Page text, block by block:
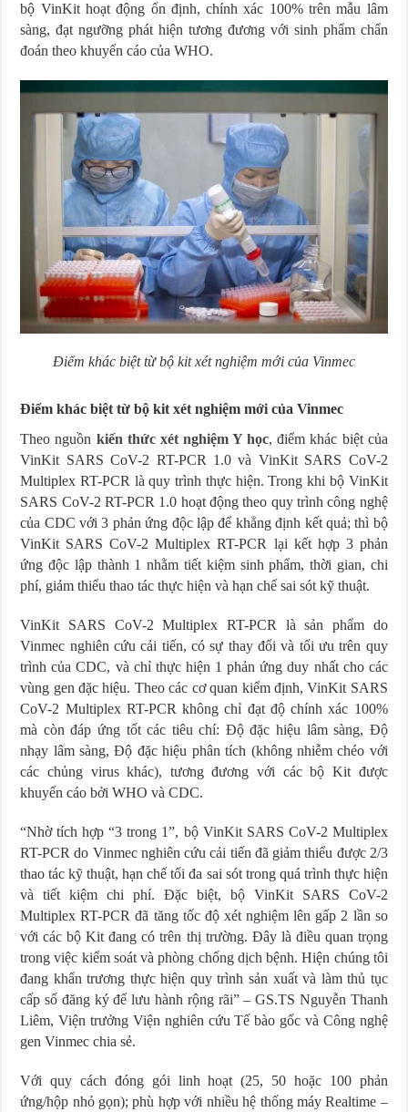
bộ VinKit hoạt động ổn định, chính xác 100% trên mẫu lâm
sàng, đạt ngưỡng phát hiện tương đương với sinh phẩm chẩn
đoán theo khuyến cáo của WHO.
Điểm khác biệt từ bộ kit xét nghiệm mới của Vinmec
Điểm khác biệt từ bộ kit xét nghiệm mới của Vinmec
Theo nguồn kiến thức xét nghiệm Y học, điểm khác biệt của
VinKit SARS CoV-2 RT-PCR 1.0 và VinKit SARS CoV-2
Multiplex RT-PCR là quy trình thực hiện. Trong khi bộ VinKit
SARS CoV-2 RT-PCR 1.0 hoạt động theo quy trình công nghệ
của CDC với 3 phản ứng độc lập để khẳng định kết quả; thì bộ
VinKit SARS CoV-2 Multiplex RT-PCR lại kết hợp 3 phản
ứng độc lập thành 1 nhằm tiết kiệm sinh phẩm, thời gian, chi
phí, giảm thiểu thao tác thực hiện và hạn chế sai sót kỹ thuật.
VinKit SARS CoV-2 Multiplex RT-PCR là sản phẩm do
Vinmec nghiên cứu cải tiến, có sự thay đổi và tối ưu trên quy
trình của CDC, và chỉ thực hiện 1 phản ứng duy nhất cho các
vùng gen đặc hiệu. Theo các cơ quan kiểm định, VinKit SARS
CoV-2 Multiplex RT-PCR không chỉ đạt độ chính xác 100%
mà còn đáp ứng tốt các tiêu chí: Độ đặc hiệu lâm sàng, Độ
nhạy lâm sàng, Độ đặc hiệu phân tích (không nhiễm chéo với
các chủng virus khác), tương đương với các bộ Kit được
khuyến cáo bởi WHO và CDC.
“Nhờ tích hợp “3 trong 1”, bộ VinKit SARS CoV-2 Multiplex
RT-PCR do Vinmec nghiên cứu cải tiến đã giảm thiểu được 2/3
thao tác kỹ thuật, hạn chế tối đa sai sót trong quá trình thực hiện
và tiết kiệm chi phí. Đặc biệt, bộ VinKit SARS CoV-2
Multiplex RT-PCR đã tăng tốc độ xét nghiệm lên gấp 2 lần so
với các bộ Kit đang có trên thị trường. Đây là điều quan trọng
trong việc kiểm soát và phòng chống dịch bệnh. Hiện chúng tôi
đang khẩn trương thực hiện quy trình sản xuất và làm thủ tục
cấp số đăng ký để lưu hành rộng rãi” – GS.TS Nguyễn Thanh
Liêm, Viện trưởng Viện nghiên cứu Tế bào gốc và Công nghệ
gen Vinmec chia sẻ.
Với quy cách đóng gói linh hoạt (25, 50 hoặc 100 phản
ứng/hộp nhỏ gọn); phù hợp với nhiều hệ thống máy Realtime –